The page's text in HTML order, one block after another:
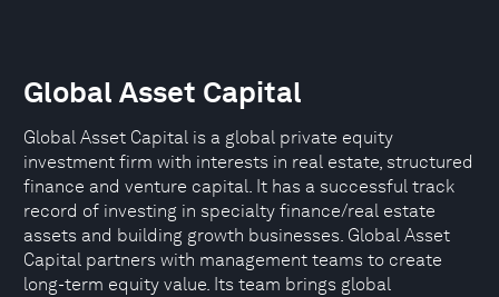
Global Asset Capital
Global Asset Capital is a global private equity
investment firm with interests in real estate, structured
finance and venture capital. It has a successful track
record of investing in specialty finance/real estate
assets and building growth businesses. Global Asset
Capital partners with management teams to create
long-term equity value. Its team brings global